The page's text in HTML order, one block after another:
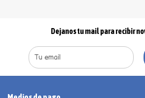
Dejanos tu mail para recibir